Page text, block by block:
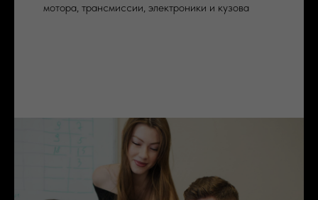
мотора, трансмиссии, электроники и кузова